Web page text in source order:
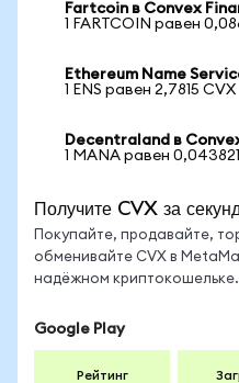
Fartcoin в Convex
1 FARTCOIN равен
Ethereum Name
1 ENS равен 2,7815 CVX
Decentraland в
1 MANA равен
Получите CVX за
Покупайте, продавайте,
обменивайте CVX в
надёжном криптокошельке.
Google Play
Рейтинг